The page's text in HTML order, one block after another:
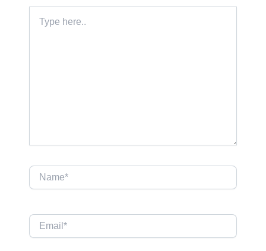
here..
Name*
Email*